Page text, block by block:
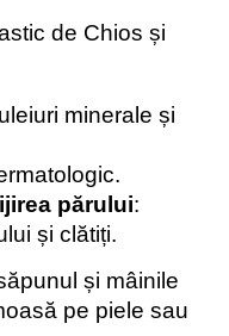
de Chios și
minerale și
părului:
și clătiți.
și mâinile
pe piele sau